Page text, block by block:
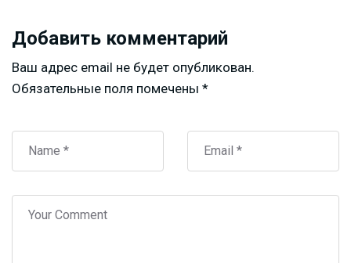
Добавить комментарий
Ваш адрес email не будет опубликован.
Обязательные поля помечены *